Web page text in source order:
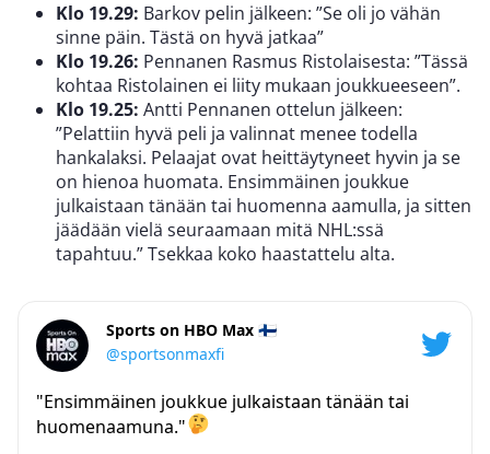
Klo 19.29: Barkov pelin jälkeen: ”Se oli jo vähän
sinne päin. Tästä on hyvä jatkaa”
Klo 19.26: Pennanen Rasmus Ristolaisesta: ”Tässä
kohtaa Ristolainen ei liity mukaan joukkueeseen”.
Klo 19.25: Antti Pennanen ottelun jälkeen:
”Pelattiin hyvä peli ja valinnat menee todella
hankalaksi. Pelaajat ovat heittäytyneet hyvin ja se
on hienoa huomata. Ensimmäinen joukkue
julkaistaan tänään tai huomenna aamulla, ja sitten
jäädään vielä seuraamaan mitä NHL:ssä
tapahtuu.” Tsekkaa koko haastattelu alta.
Sports on HBO Max 🇫🇮
@sportsonmaxfi
"Ensimmäinen joukkue julkaistaan tänään tai
huomenaamuna."